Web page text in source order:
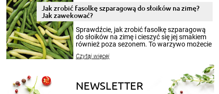
pełni poczuć atmosferę cieplejszych
miesięcy. Przygotowanie słoików ze
patenty, które pozwolą zachować świeżość
przetworów.
Jak zrobić fasolkę szparagową do słoików na zimę?
Jak zawekować?
Sprawdźcie, jak zrobić fasolkę szparagową
do słoików na zimę i cieszyć się jej smakiem
również poza sezonem. To warzywo możecie
nasze propozycje!
Czytaj więcej
NEWSLETTER